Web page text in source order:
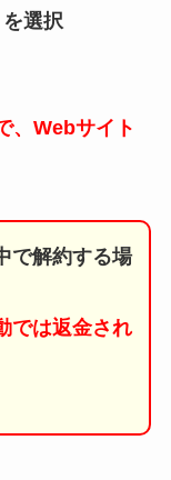
を選択
、Webサイト
で解約する場
では返金され